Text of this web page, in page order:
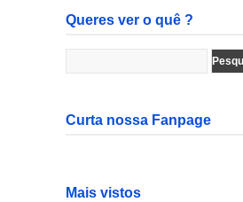
Queres ver o quê ?
Curta nossa Fanpage
Mais vistos